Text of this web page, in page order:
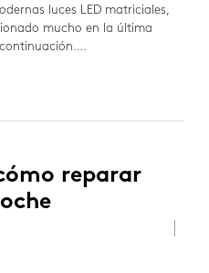
luces LED matriciales,
mucho en la última
continuación….
reparar